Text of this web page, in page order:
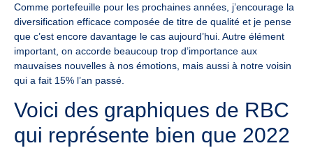
Comme portefeuille pour les prochaines années, j’encourage la
diversification efficace composée de titre de qualité et je pense
que c’est encore davantage le cas aujourd’hui. Autre élément
important, on accorde beaucoup trop d’importance aux
mauvaises nouvelles à nos émotions, mais aussi à notre voisin
qui a fait 15% l’an passé.
Voici des graphiques de RBC
qui représente bien que 2022